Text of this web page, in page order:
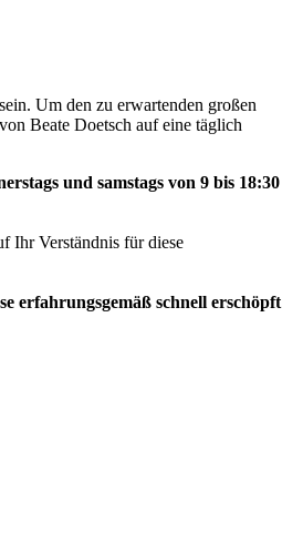
sein. Um den zu erwartenden großen
Beate Doetsch auf eine täglich
und samstags von 9 bis 18:30
Ihr Verständnis für diese
erfahrungsgemäß schnell erschöpft